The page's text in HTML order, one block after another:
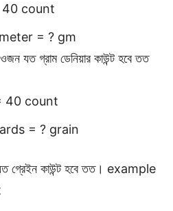
40 count
= ? gm
ওজন যত গ্রাম ডেনিয়ার কাউন্ট হবে তত
40 count
= ? grain
গ্রেইন কাউন্ট হবে তত। example